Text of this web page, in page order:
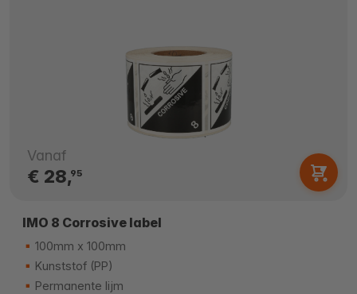
Vanaf
€ 28,95
IMO 8 Corrosive label
100mm x 100mm
Kunststof (PP)
Permanente lijm